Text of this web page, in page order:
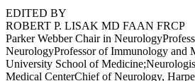
EDITED BY
ROBERT P. LISAK MD FAAN FRCP
Parker Webber Chair in Neurology
NeurologyProfessor of Immunology and
University School of Medicine;
Medical CenterChief of Neurology,